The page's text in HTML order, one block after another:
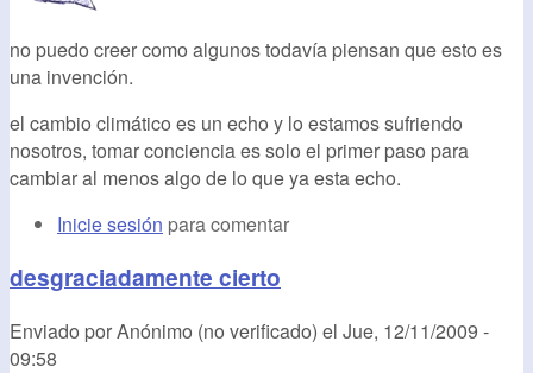
no puedo creer como algunos todavía piensan que esto es
una invención.
el cambio climático es un echo y lo estamos sufriendo
nosotros, tomar conciencia es solo el primer paso para
cambiar al menos algo de lo que ya esta echo.
Inicie sesión para comentar
desgraciadamente cierto
Enviado porAnónimo (no verificado) el Jue, 12/11/2009 -
09:58